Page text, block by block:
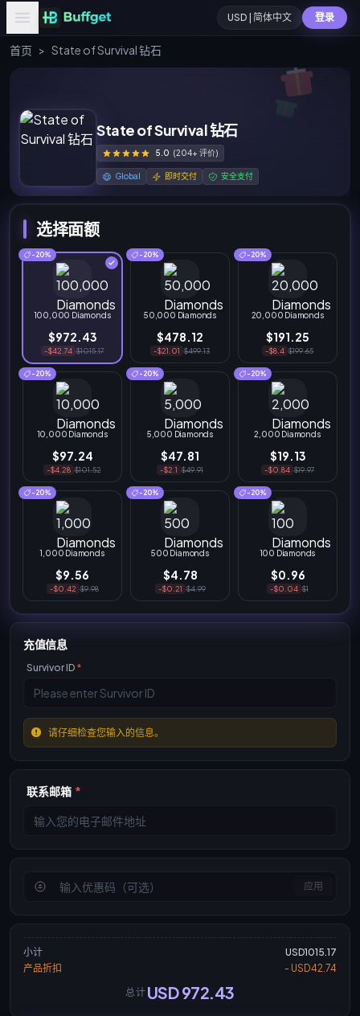
USD | 简体中文 登录
首页 > State of Survival 钻石
State of Survival 钻石
5.0 (204+ 评价)
Global 即时交付 安全支付
选择面额
-20%
100,000 Diamonds
$972.43
-$42.74 $1015.17
-20%
50,000 Diamonds
$478.12
-$21.01 $499.13
-20%
20,000 Diamonds
$191.25
-$8.4 $199.65
-20%
10,000 Diamonds
$97.24
-$4.28 $101.52
-20%
5,000 Diamonds
$47.81
-$2.1 $49.91
-20%
2,000 Diamonds
$19.13
-$0.84 $19.97
-20%
1,000 Diamonds
$9.56
-$0.42 $9.98
-20%
500 Diamonds
$4.78
-$0.21 $4.99
-20%
100 Diamonds
$0.96
-$0.04 $1
充值信息
Survivor ID *
请仔细检查您输入的信息。
联系邮箱 *
应用
小计
USD1015.17
产品折扣
- USD42.74
总计 USD 972.43